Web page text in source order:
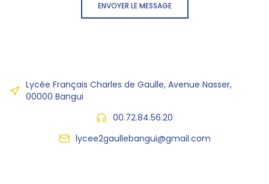
ENVOYER LE MESSAGE
Lycée Français Charles de Gaulle, Avenue Nasser,
00000 Bangui
00.72.84.56.20
lycee2gaullebangui@gmail.com